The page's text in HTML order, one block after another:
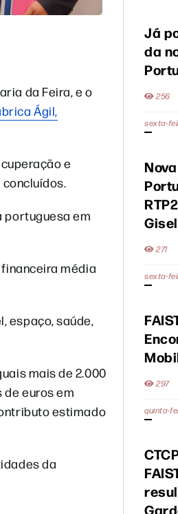
da Feira, e o
Ágil,
e
concluídos.
portuguesa em
financeira média
espaço, saúde,
mais de 2.000
euros em
estimado
da
Já
da
256
sexta-
271
sexta-
297
quinta-